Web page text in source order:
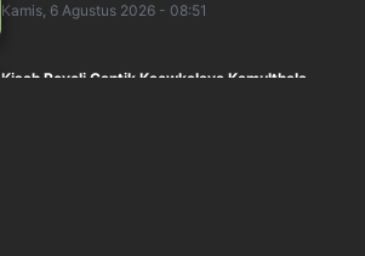
Kamis, 6 Agustus 2026 - 08:51
Kisah Pevoli Cantik Kaewkalaya Kamulthala,